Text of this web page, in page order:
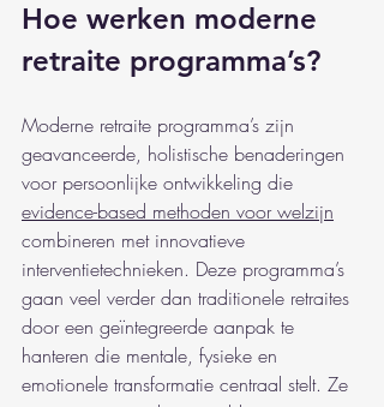
Hoe werken moderne
retraite programma’s?
Moderne retraite programma’s zijn
geavanceerde, holistische benaderingen
voor persoonlijke ontwikkeling die
evidence-based methoden voor welzijn
combineren met innovatieve
interventietechnieken. Deze programma’s
gaan veel verder dan traditionele retraites
door een geïntegreerde aanpak te
hanteren die mentale, fysieke en
emotionele transformatie centraal stelt. Ze